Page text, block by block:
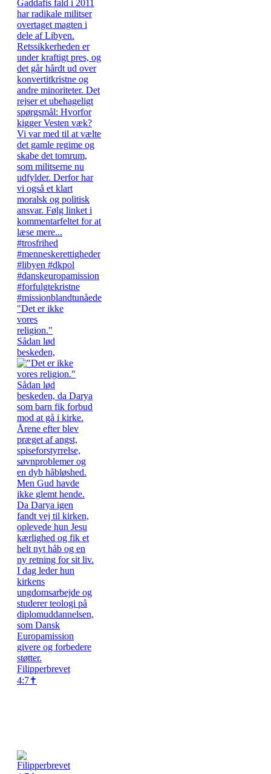
"Det er ikke
vores
religion."
Sådan lød
beskeden,
Filipperbrevet
4:7✝️